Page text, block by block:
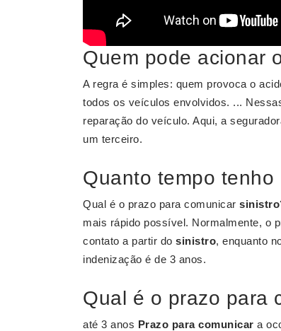
Quem pode acionar
A regra é simples: quem provoca o
todos os veículos envolvidos. ...
reparação do veículo. Aqui, a
um terceiro.
Quanto tempo
Qual é o prazo para comunicar sinistro
mais rápido possível. Normalmente, o
contato a partir do sinistro, enquanto
indenização é de 3 anos.
Qual é o prazo para
até 3 anos Prazo para comunicar a